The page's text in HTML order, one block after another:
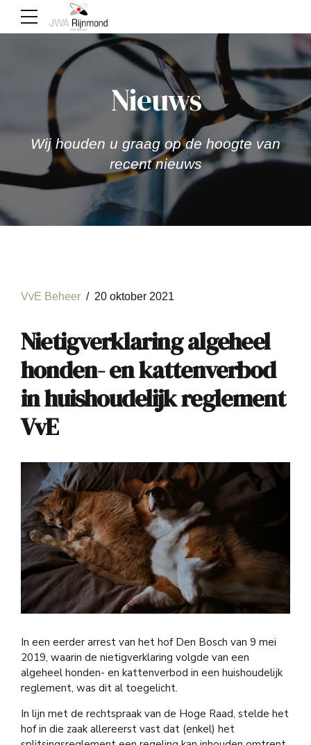
Nieuws
Wij houden u graag op de hoogte van
recent nieuws
VvE Beheer 20 oktober 2021
Nietigverklaring algeheel
honden- en kattenverbod
in huishoudelijk reglement
VvE
In een eerder arrest van het hof Den Bosch van 9 mei
2019, waarin de nietigverklaring volgde van een
algeheel honden- en kattenverbod in een huishoudelijk
reglement, was dit al toegelicht.
In lijn met de rechtspraak van de Hoge Raad, stelde het
hof in die zaak allereerst vast dat (enkel) het